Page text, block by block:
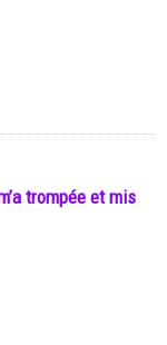
trompée et mis